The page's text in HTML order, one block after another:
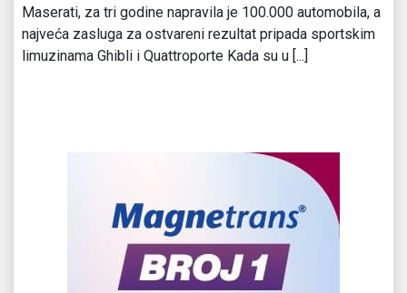
Maserati, za tri godine napravila je 100.000 automobila, a
najveća zasluga za ostvareni rezultat pripada sportskim
limuzinama Ghibli i Quattroporte Kada su u [...]